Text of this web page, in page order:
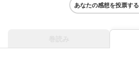
あなたの感想を投票する